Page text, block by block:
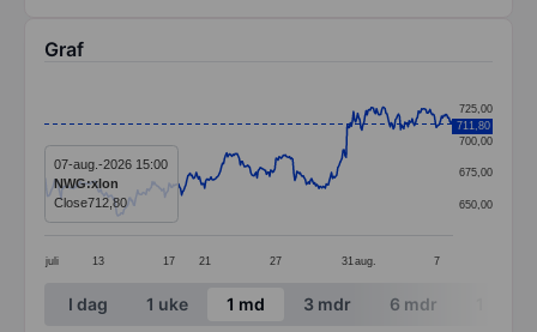
Graf
The chart has 1 X axis displaying categories.
The chart has 1 Y axis displaying values. Data
juli 13 17 21 27 31 aug. 7
650,00
675,00
700,00
725,00
711,80
07-aug.-2026 15:00
NWG:xlon
Close712,80
End of interactive chart.
I dag 1 uke 1 md 3 mdr 6 mdr